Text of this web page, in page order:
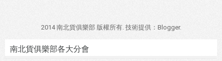
2014 南北貨俱樂部 版權所有. 技術提供： Blogger.
南北貨俱樂部各大分會